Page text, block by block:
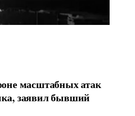
масштабных атак
заявил бывший